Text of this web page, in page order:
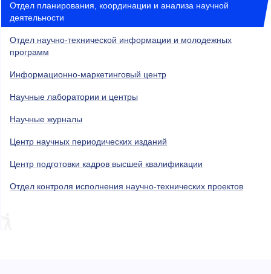
Отдел планирования, координации и анализа научной
деятельности
Отдел научно-технической информации и молодежных
программ
Информационно-маркетинговый центр
Научные лаборатории и центры
Научные журналы
Центр научных периодических изданий
Центр подготовки кадров высшей квалификации
Отдел контроля исполнения научно-технических проектов